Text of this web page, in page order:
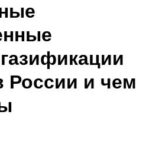
России и чем